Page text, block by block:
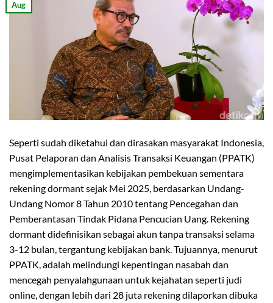
Aug
Seperti sudah diketahui dan dirasakan masyarakat Indonesia,
Pusat Pelaporan dan Analisis Transaksi Keuangan (PPATK)
mengimplementasikan kebijakan pembekuan sementara
rekening dormant sejak Mei 2025, berdasarkan Undang-
Undang Nomor 8 Tahun 2010 tentang Pencegahan dan
Pemberantasan Tindak Pidana Pencucian Uang. Rekening
dormant didefinisikan sebagai akun tanpa transaksi selama
3-12 bulan, tergantung kebijakan bank. Tujuannya, menurut
PPATK, adalah melindungi kepentingan nasabah dan
mencegah penyalahgunaan untuk kejahatan seperti judi
online, dengan lebih dari 28 juta rekening dilaporkan dibuka